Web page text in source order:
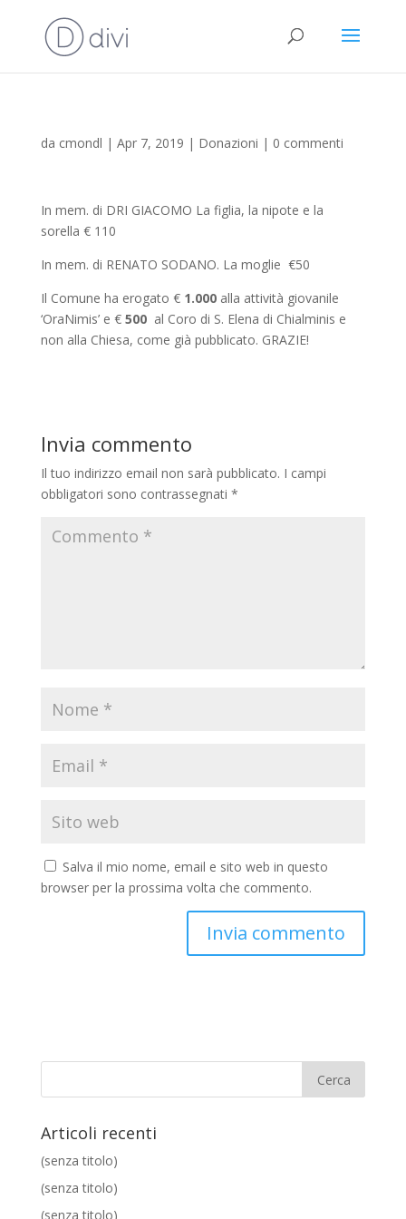
da cmondl | Apr 7, 2019 | Donazioni | 0 commenti
In mem. di DRI GIACOMO La figlia, la nipote e la
sorella € 110
In mem. di RENATO SODANO. La moglie €50
Il Comune ha erogato €1.000 alla attività giovanile
‘OraNimis’ e € 500 al Coro di S. Elena di Chialminis e
non alla Chiesa, come già pubblicato. GRAZIE!
Invia commento
Il tuo indirizzo email non sarà pubblicato. I campi
obbligatori sono contrassegnati *
Salva il mio nome, email e sito web in questo
browser per la prossima volta che commento.
Articoli recenti
(senza titolo)
(senza titolo)
(senza titolo)